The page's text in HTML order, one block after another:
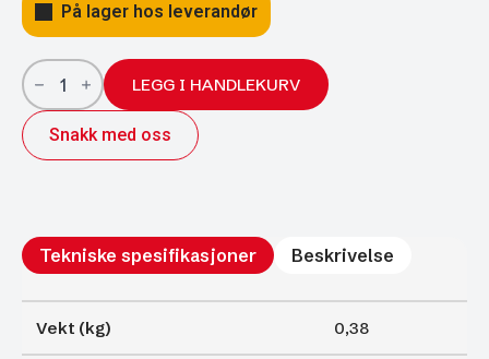
På lager hos leverandør
Gassfjærer
Arctic
22/10;
460/200
900N
antall
LEGG I HANDLEKURV
Snakk med oss
Tekniske spesifikasjoner Beskrivelse
Vekt (kg) 0,38